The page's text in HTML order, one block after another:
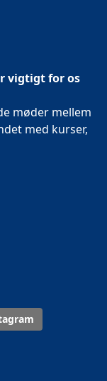
vigtigt for os
møder mellem
med kurser,